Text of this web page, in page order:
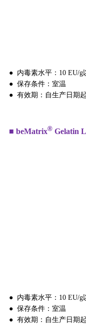
● 内毒素水平：10 EU/g
● 保存条件：室温
● 有效期：自生产日期
■ beMatrix® Gelatin
● 内毒素水平：10 EU/g
● 保存条件：室温
● 有效期：自生产日期